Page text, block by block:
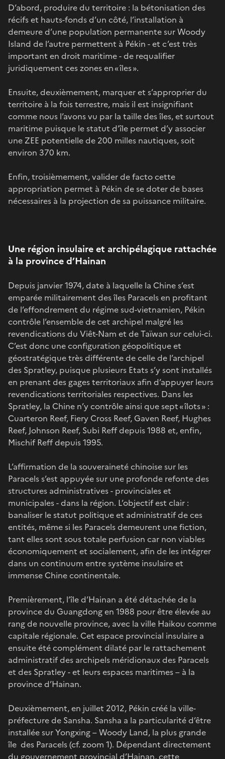
D’abord, produire du territoire : la bétonisation des
récifs et hauts-fonds d’un côté, l’installation à
demeure d’une population permanente sur Woody
Island de l’autre permettent à Pékin - et c’est très
important en droit maritime - de requalifier
juridiquement ces zones en « îles ».
Ensuite, deuxièmement, marquer et s’approprier du
territoire à la fois terrestre, mais il est insignifiant
comme nous l’avons vu par la taille des îles, et surtout
maritime puisque le statut d’île permet d’y associer
une ZEE potentielle de 200 milles nautiques, soit
environ 370 km.
Enfin, troisièmement, valider de facto cette
appropriation permet à Pékin de se doter de bases
nécessaires à la projection de sa puissance militaire.
Une région insulaire et archipélagique rattachée
à la province d’Hainan
Depuis janvier 1974, date à laquelle la Chine s’est
emparée militairement des îles Paracels en profitant
de l’effondrement du régime sud-vietnamien, Pékin
contrôle l’ensemble de cet archipel malgré les
revendications du Viêt-Nam et de Taïwan sur celui-ci.
C’est donc une configuration géopolitique et
géostratégique très différente de celle de l’archipel
des Spratley, puisque plusieurs Etats s’y sont installés
en prenant des gages territoriaux afin d’appuyer leurs
revendications territoriales respectives. Dans les
Spratley, la Chine n’y contrôle ainsi que sept « îlots » :
Cuarteron Reef, Fiery Cross Reef, Gaven Reef, Hughes
Reef, Johnson Reef, Subi Reff depuis 1988 et, enfin,
Mischif Reff depuis 1995.
L’affirmation de la souveraineté chinoise sur les
Paracels s’est appuyée sur une profonde refonte des
structures administratives - provinciales et
municipales - dans la région. L’objectif est clair :
banaliser le statut politique et administratif de ces
entités, même si les Paracels demeurent une fiction,
tant elles sont sous totale perfusion car non viables
économiquement et socialement, afin de les intégrer
dans un continuum entre système insulaire et
immense Chine continentale.
Premièrement, l’île d’Hainan a été détachée de la
province du Guangdong en 1988 pour être élevée au
rang de nouvelle province, avec la ville Haikou comme
capitale régionale. Cet espace provincial insulaire a
ensuite été complément dilaté par le rattachement
administratif des archipels méridionaux des Paracels
et des Spratley - et leurs espaces maritimes – à la
province d’Hainan.
Deuxièmement, en juillet 2012, Pékin créé la ville-
préfecture de Sansha. Sansha a la particularité d’être
installée sur Yongxing – Woody Land, la plus grande
île des Paracels (cf. zoom 1). Dépendant directement
du gouvernement provincial d’Hainan, cette